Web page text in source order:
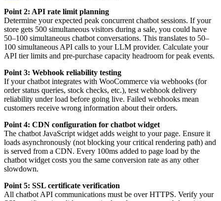
Point 2: API rate limit planning
Determine your expected peak concurrent chatbot sessions. If your
store gets 500 simultaneous visitors during a sale, you could have
50–100 simultaneous chatbot conversations. This translates to 50–
100 simultaneous API calls to your LLM provider. Calculate your
API tier limits and pre-purchase capacity headroom for peak events.
Point 3: Webhook reliability testing
If your chatbot integrates with WooCommerce via webhooks (for
order status queries, stock checks, etc.), test webhook delivery
reliability under load before going live. Failed webhooks mean
customers receive wrong information about their orders.
Point 4: CDN configuration for chatbot widget
The chatbot JavaScript widget adds weight to your page. Ensure it
loads asynchronously (not blocking your critical rendering path) and
is served from a CDN. Every 100ms added to page load by the
chatbot widget costs you the same conversion rate as any other
slowdown.
Point 5: SSL certificate verification
All chatbot API communications must be over HTTPS. Verify your